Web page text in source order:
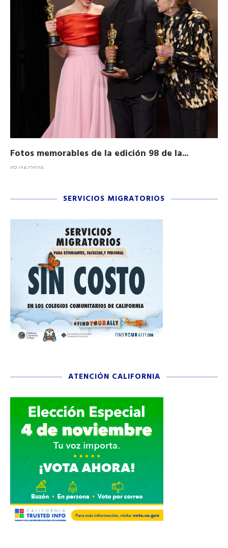
Fotos memorables de la edición 98 de la...
03/16/2026
SERVICIOS MIGRATORIOS
ATENCIÓN CALIFORNIA